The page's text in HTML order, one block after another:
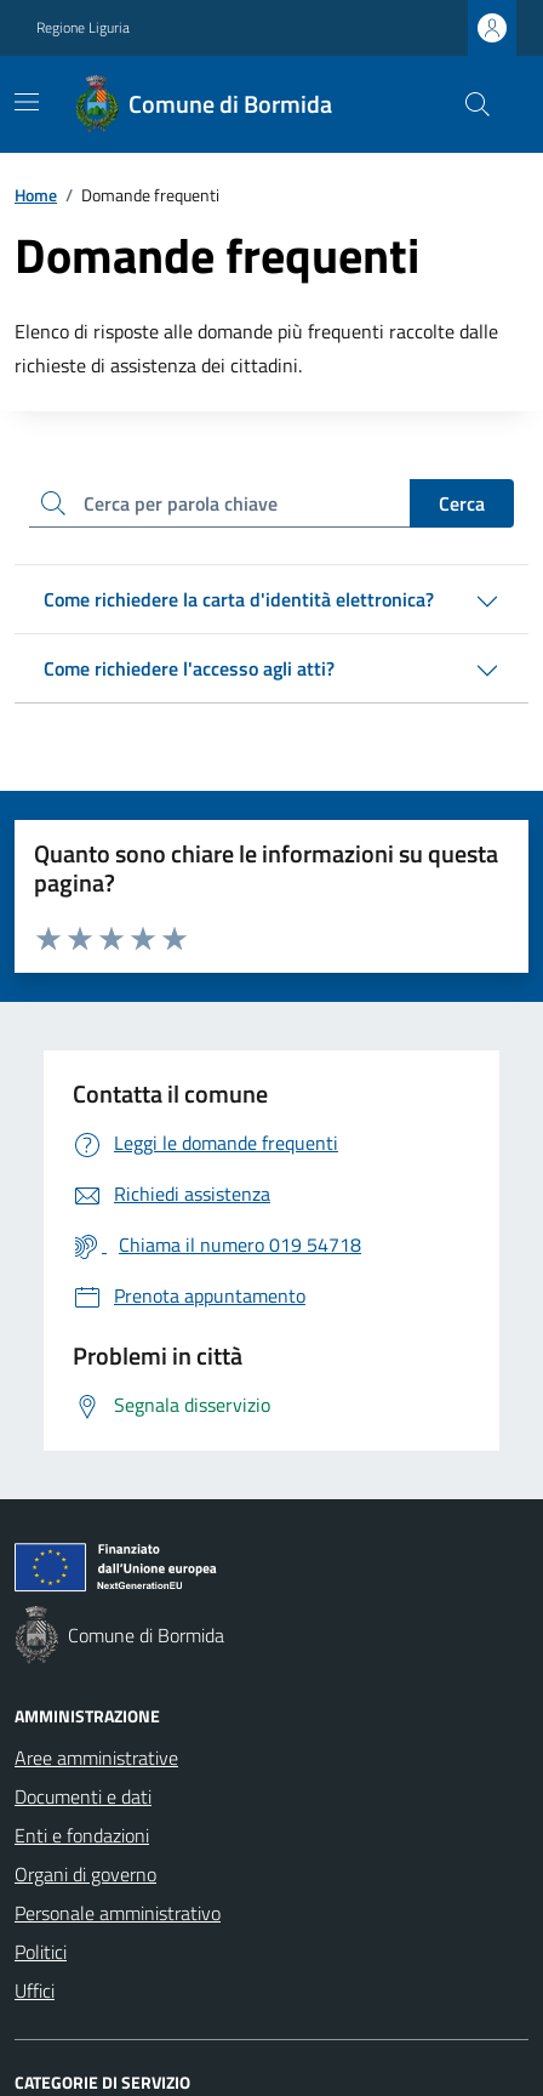
Regione Liguria
Comune di Bormida
Home / Domande frequenti
Domande frequenti
Elenco di risposte alle domande più frequenti raccolte dalle
richieste di assistenza dei cittadini.
cerca Cerca
Come richiedere la carta d'identità elettronica?
Come richiedere l'accesso agli atti?
Quanto sono chiare le informazioni su questa
pagina?
Valuta da 1 a 5 stelle la pagina
Valuta 5 stelle su 5
Valuta 4 stelle su 5
Valuta 3 stelle su 5
Valuta 2 stelle su 5
Valuta 1 stelle su 5
Contatta il comune
Leggi le domande frequenti
Richiedi assistenza
Chiama il numero 019 54718
Prenota appuntamento
Problemi in città
Segnala disservizio
Comune di Bormida
AMMINISTRAZIONE
Aree amministrative
Documenti e dati
Enti e fondazioni
Organi di governo
Personale amministrativo
Politici
Uffici
CATEGORIE DI SERVIZIO